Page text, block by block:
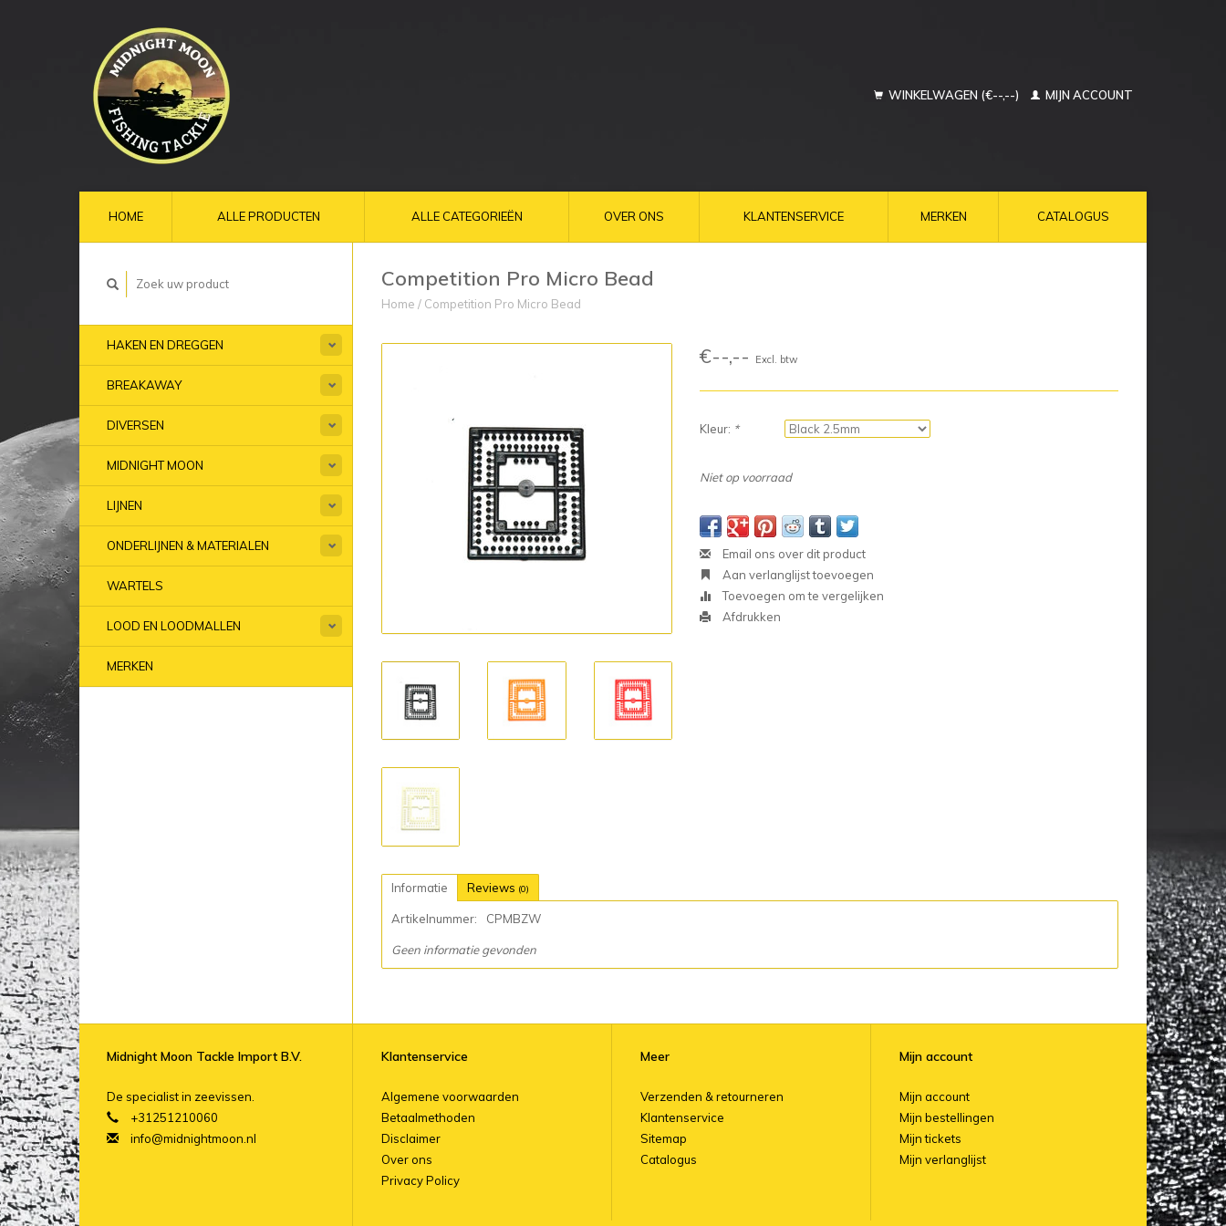
WINKELWAGEN (€--,--) MIJN ACCOUNT
HOME ALLE PRODUCTEN ALLE CATEGORIEËN OVER ONS KLANTENSERVICE MERKEN CATALOGUS
HAKEN EN DREGGEN
BREAKAWAY
DIVERSEN
MIDNIGHT MOON
LIJNEN
ONDERLIJNEN & MATERIALEN
WARTELS
LOOD EN LOODMALLEN
MERKEN
Competition Pro Micro Bead
Home / Competition Pro Micro Bead
€--,-- Excl. btw
Kleur: *
Niet op voorraad
Email ons over dit product
Aan verlanglijst toevoegen
Toevoegen om te vergelijken
Afdrukken
Informatie Reviews (0)
Artikelnummer: CPMBZW
Geen informatie gevonden
Midnight Moon Tackle Import B.V.
De specialist in zeevissen.
+31251210060
info@midnightmoon.nl
Klantenservice
Algemene voorwaarden
Betaalmethoden
Disclaimer
Over ons
Privacy Policy
Meer
Verzenden & retourneren
Klantenservice
Sitemap
Catalogus
Mijn account
Mijn account
Mijn bestellingen
Mijn tickets
Mijn verlanglijst